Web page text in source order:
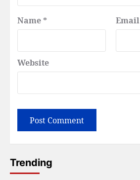
Name * Email
Website
Trending